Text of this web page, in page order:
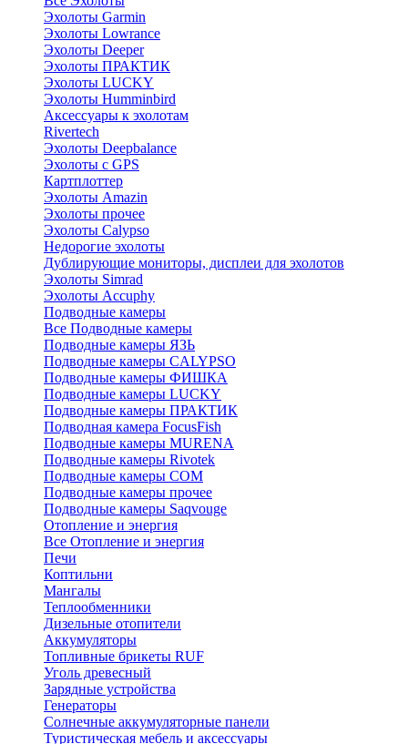
Эхолоты Garmin
Эхолоты Lowrance
Эхолоты Deeper
Эхолоты ПРАКТИК
Эхолоты LUCKY
Эхолоты Humminbird
Аксессуары к эхолотам
Rivertech
Эхолоты Deepbalance
Эхолоты с GPS
Картплоттер
Эхолоты Amazin
Эхолоты прочее
Эхолоты Calypso
Недорогие эхолоты
Дублирующие мониторы, дисплеи для эхолотов
Эхолоты Simrad
Эхолоты Accuphy
Подводные камеры
Все Подводные камеры
Подводные камеры ЯЗЬ
Подводные камеры CALYPSO
Подводные камеры ФИШКА
Подводные камеры LUCKY
Подводные камеры ПРАКТИК
Подводная камера FocusFish
Подводные камеры MURENA
Подводные камеры Rivotek
Подводные камеры СОМ
Подводные камеры прочее
Подводные камеры Saqvouge
Отопление и энергия
Все Отопление и энергия
Печи
Коптильни
Мангалы
Теплообменники
Дизельные отопители
Аккумуляторы
Топливные брикеты RUF
Уголь древесный
Зарядные устройства
Генераторы
Солнечные аккумуляторные панели
Туристическая мебель и аксессуары